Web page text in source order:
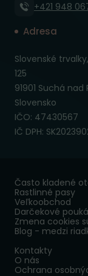
+421 948
Adresa
Slovenské
125
91901 Suchá nad
Slovensko
IČO: 47430567
IČ DPH:
Často kladené
Rastlinné pasy
Veľkoobchod
Darčekové
Zmena cookies
Blog - medzi
Kontakty
O nás
Ochrana